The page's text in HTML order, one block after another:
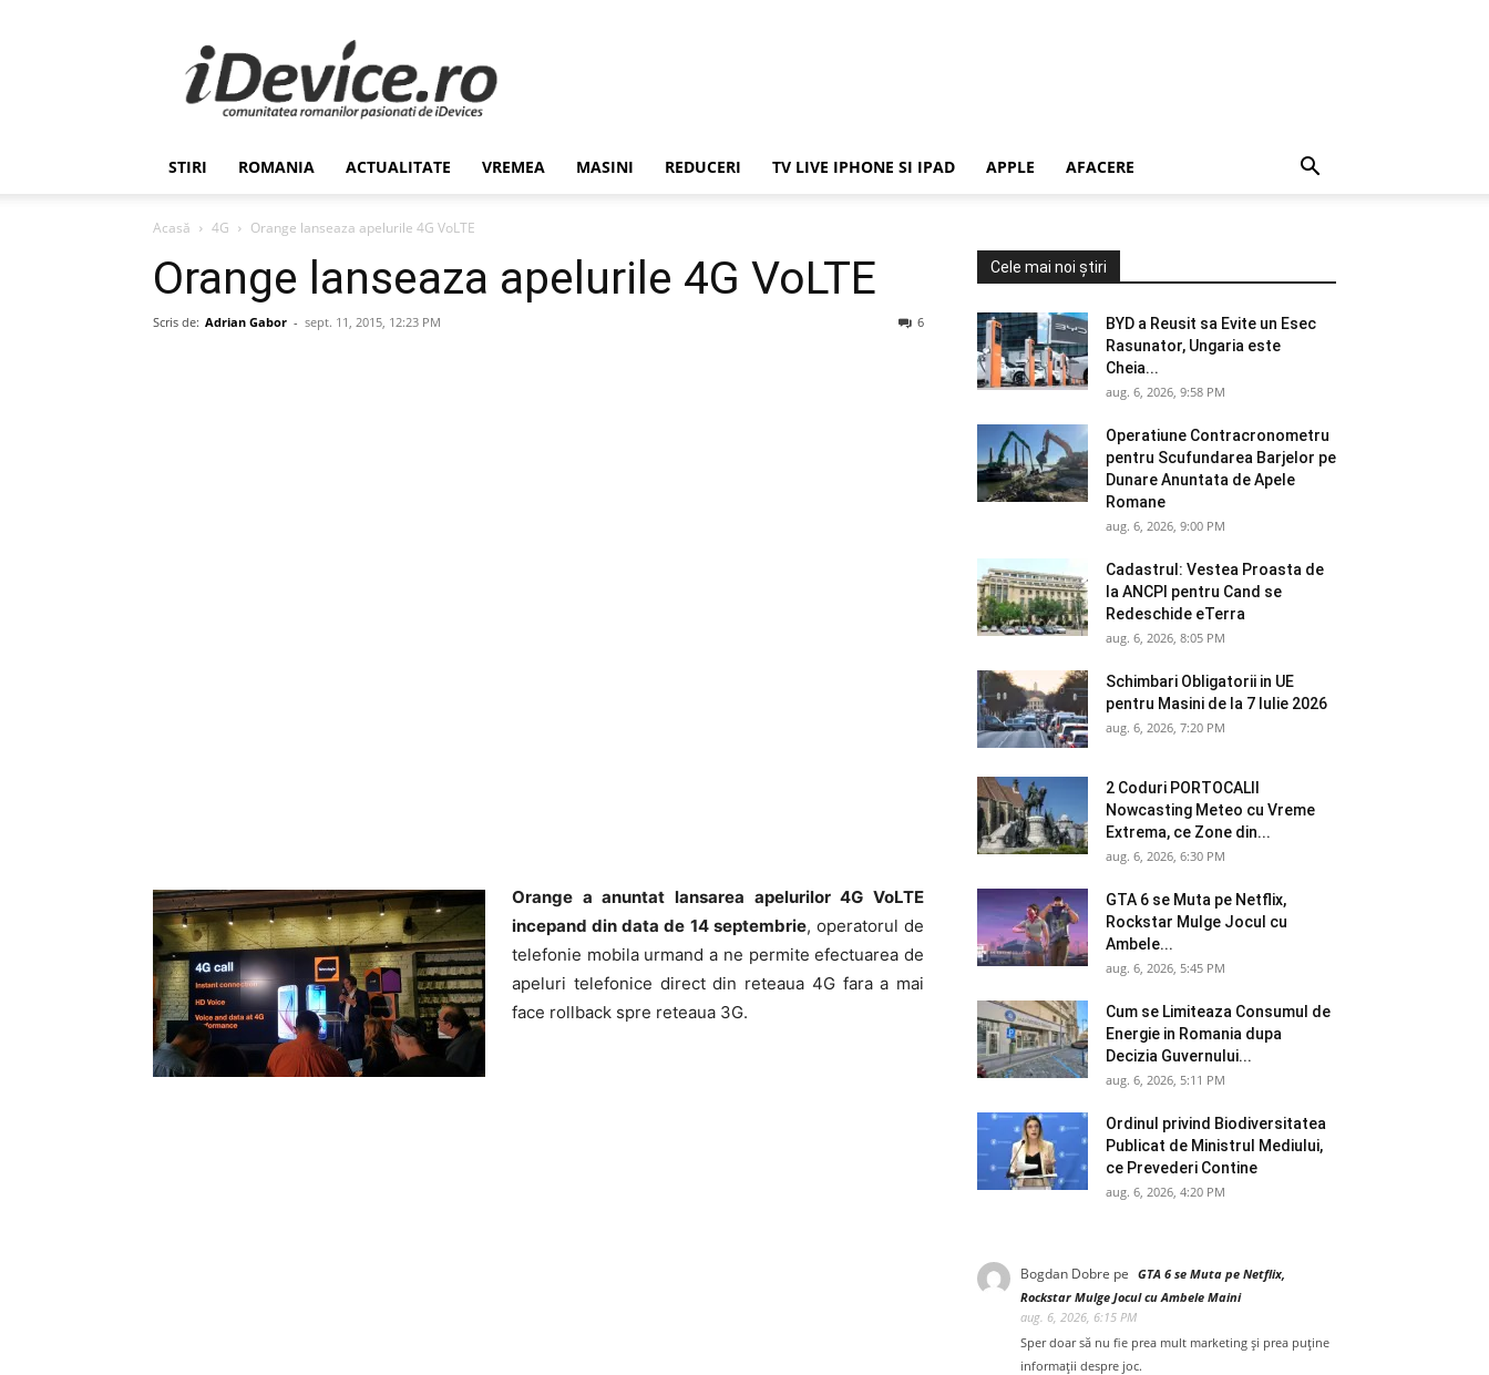
Stiri
de
Ultima
Ora
Romania,
Economie,
–
iDevice.ro
STIRI ROMANIA ACTUALITATE VREMEA MASINI REDUCERI TV LIVE IPHONE SI IPAD APPLE AFACERE
Acasă 4G Orange lanseaza apelurile 4G VoLTE
Orange lanseaza apelurile 4G VoLTE
Scris de: Adrian Gabor - sept. 11, 2015, 12:23 PM 6
Orange a anuntat lansarea apelurilor 4G VoLTE
incepand din data de 14 septembrie, operatorul de
telefonie mobila urmand a ne permite efectuarea de
apeluri telefonice direct din reteaua 4G fara a mai
face rollback spre reteaua 3G.
Cele mai noi știri
BYD a Reusit sa Evite un Esec
Rasunator, Ungaria este
Cheia...
aug. 6, 2026, 9:58 PM
Operatiune Contracronometru
pentru Scufundarea Barjelor pe
Dunare Anuntata de Apele
Romane
aug. 6, 2026, 9:00 PM
Cadastrul: Vestea Proasta de
la ANCPI pentru Cand se
Redeschide eTerra
aug. 6, 2026, 8:05 PM
Schimbari Obligatorii in UE
pentru Masini de la 7 Iulie 2026
aug. 6, 2026, 7:20 PM
2 Coduri PORTOCALII
Nowcasting Meteo cu Vreme
Extrema, ce Zone din...
aug. 6, 2026, 6:30 PM
GTA 6 se Muta pe Netflix,
Rockstar Mulge Jocul cu
Ambele...
aug. 6, 2026, 5:45 PM
Cum se Limiteaza Consumul de
Energie in Romania dupa
Decizia Guvernului...
aug. 6, 2026, 5:11 PM
Ordinul privind Biodiversitatea
Publicat de Ministrul Mediului,
ce Prevederi Contine
aug. 6, 2026, 4:20 PM
Bogdan Dobre pe GTA 6 se Muta pe Netflix,
Rockstar Mulge Jocul cu Ambele Maini
aug. 6, 2026, 6:15 PM
Sper doar să nu fie prea mult marketing și prea puține
informații despre joc.